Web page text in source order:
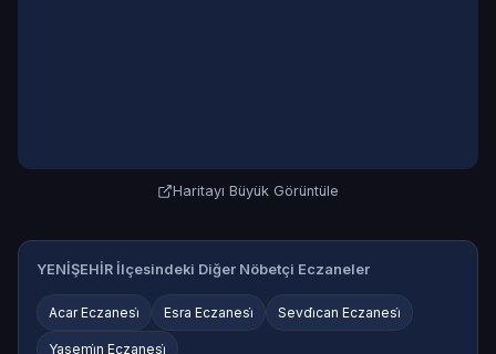
Haritayı Büyük Görüntüle
YENİŞEHİR İlçesindeki Diğer Nöbetçi Eczaneler
Acar Eczanesi̇ Esra Eczanesi̇ Sevdi̇can Eczanesi̇
Yasemi̇n Eczanesi̇